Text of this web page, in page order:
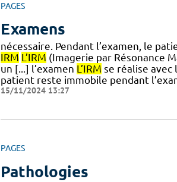
PAGES
Examens
nécessaire. Pendant l’examen, le
IRM L’IRM (Imagerie par Résonance
un [...] l’examen L’IRM se réalise
patient reste immobile pendant
15/11/2024 13:27
PAGES
Pathologies